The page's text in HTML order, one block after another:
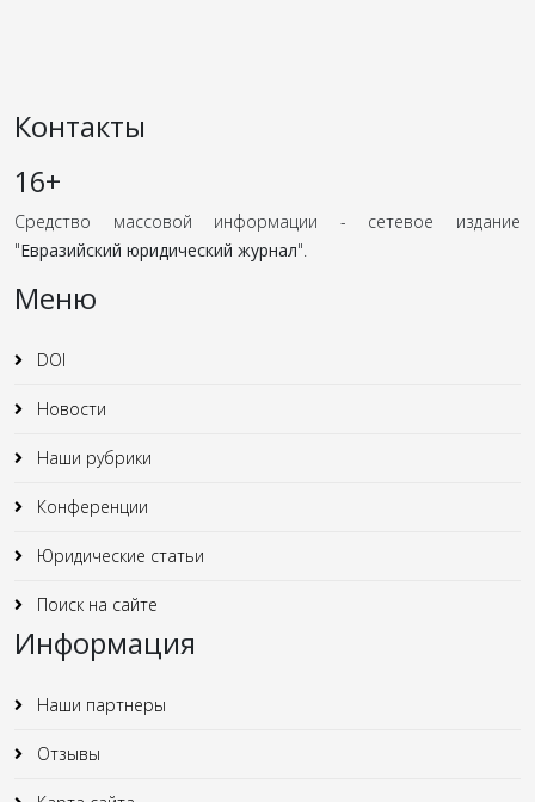
Контакты
16+
Средство массовой информации - сетевое издание
"Евразийский юридический журнал".
Меню
DOI
Новости
Наши рубрики
Конференции
Юридические статьи
Поиск на сайте
Информация
Наши партнеры
Отзывы